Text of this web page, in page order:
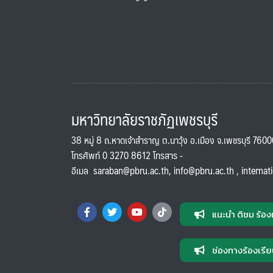
มหาวิทยาลัยราชภัฏเพชรบุรี
38 หมู่ 8 ถ.หาดเจ้าสำราญ ต.นาวุ้ง อ.เมือง จ.เพชรบุรี
โทรศัพท์ 0 3270 8612 โทรสาร -
อีเมล saraban@pbru.ac.th, info@pbru.ac.th,
แนะนำ ติชม ร้อ
ช่องทางร้องเรี